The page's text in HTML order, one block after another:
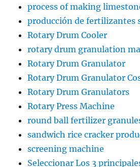
process of making
producción de fertilizantes
Rotary Drum Cooler
rotary drum granulation
Rotary Drum Granulator
Rotary Drum Granulator
Rotary Drum Granulators
Rotary Press Machine
round ball fertilizer
sandwich rice cracker
screening machine
Seleccionar Los 3